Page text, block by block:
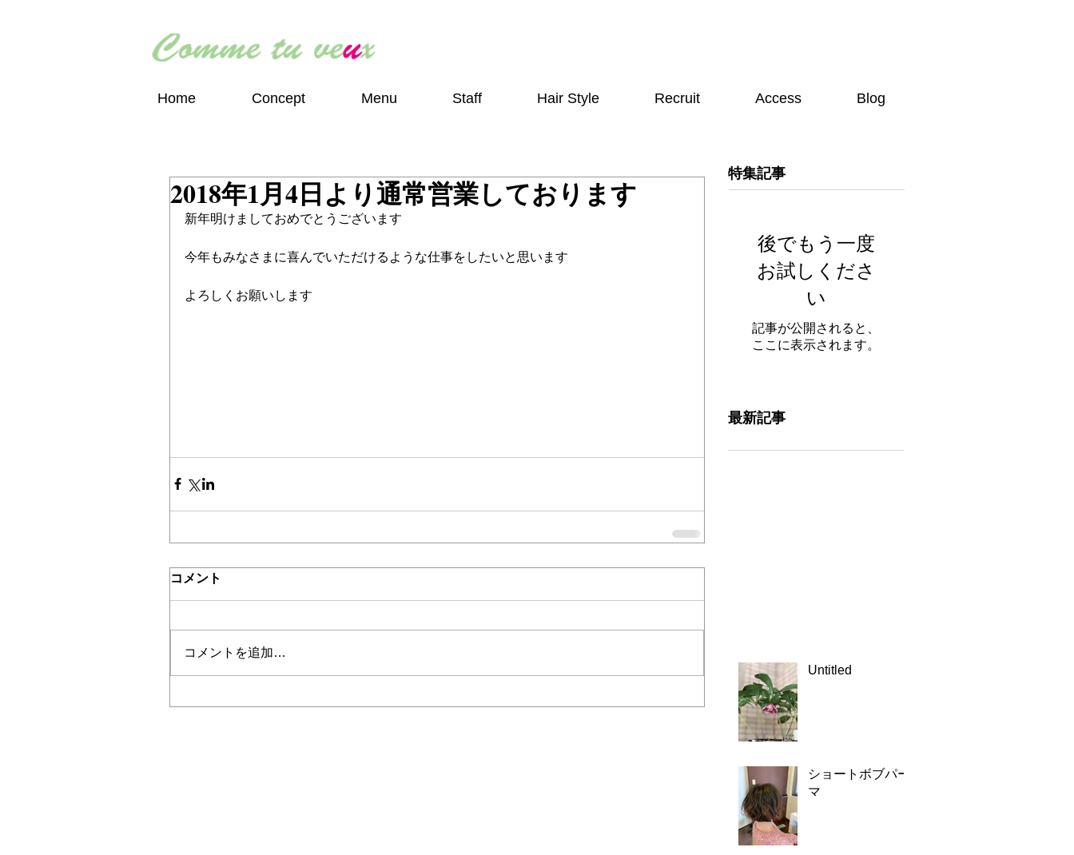
Home Concept Menu Staff Hair Style Recruit Access Blog
2018年1月4日より通常営業しております
新年明けましておめでとうございます
今年もみなさまに喜んでいただけるような仕事をしたいと思います
よろしくお願いします
コメント
コメントを追加…
特集記事
後でもう一度
お試しくださ
い
記事が公開されると、
ここに表示されます。
最新記事
Untitled
ショートボブパー
マ